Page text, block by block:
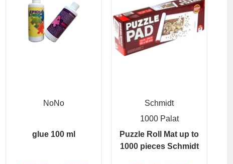
NoNo
glue 100 ml
Schmidt
1000 Palat
Puzzle Roll Mat up to
1000 pieces Schmidt